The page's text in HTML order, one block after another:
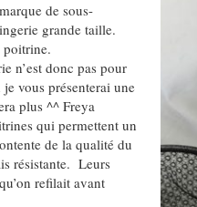
de sous-
grande taille.
poitrine.
n’est donc pas pour
vous présenterai une
plus ^^ Freya
qui permettent un
de la qualité du
résistante. Leurs
refilait avant